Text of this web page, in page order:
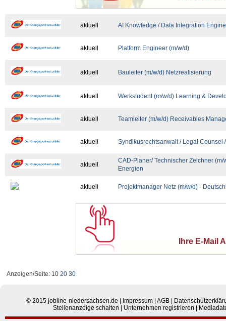
aktuell AI Knowledge / Data Integration
aktuell Platform Engineer (m/w/d)
aktuell Bauleiter (m/w/d) Netzrealisierung
aktuell Werkstudent (m/w/d) Learning &
aktuell Teamleiter (m/w/d) Receivables
aktuell Syndikusrechtsanwalt / Legal Counsel
aktuell
CAD-Planer/ Technischer Zeichner (m/
Energien
aktuell Projektmanager Netz (m/w/d) -
Ihre E-Mail
Anzeigen/Seite: 10 20 30
© 2015 jobline-niedersachsen.de | Impressum | AGB |
Stellenanzeige schalten | Unternehmen registrieren |